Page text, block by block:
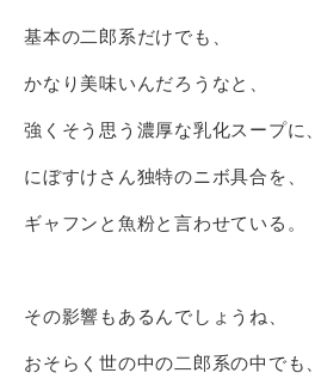
基本の二郎系だけでも、
かなり美味いんだろうなと、
強くそう思う濃厚な乳化スープに、
にぼすけさん独特のニボ具合を、
ギャフンと魚粉と言わせている。
その影響もあるんでしょうね、
おそらく世の中の二郎系の中でも、